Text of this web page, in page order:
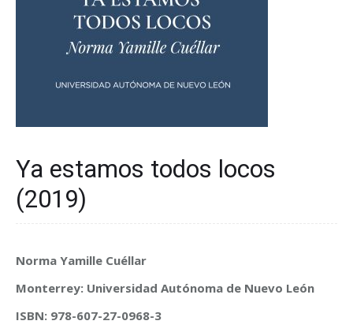
Ya estamos todos locos
(2019)
Norma Yamille Cuéllar
Monterrey: Universidad Autónoma de Nuevo León
ISBN: 978-607-27-0968-3